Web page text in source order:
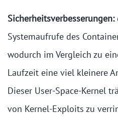
Sicherheitsverbesserungen:
Systemaufrufe des
wodurch im Vergleich zu
Laufzeit eine viel kleinere
Dieser User-Space-Kernel
von Kernel-Exploits zu